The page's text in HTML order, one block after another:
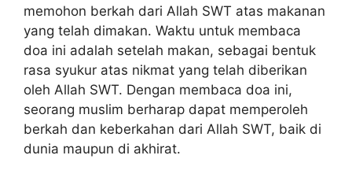
memohon berkah dari Allah SWT atas makanan
yang telah dimakan. Waktu untuk membaca
doa ini adalah setelah makan, sebagai bentuk
rasa syukur atas nikmat yang telah diberikan
oleh Allah SWT. Dengan membaca doa ini,
seorang muslim berharap dapat memperoleh
berkah dan keberkahan dari Allah SWT, baik di
dunia maupun di akhirat.